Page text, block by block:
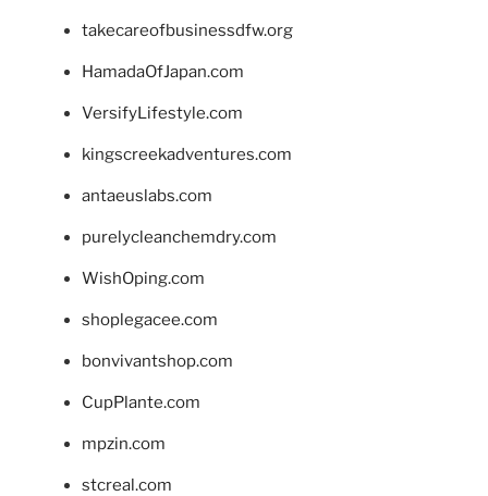
takecareofbusinessdfw.org
HamadaOfJapan.com
VersifyLifestyle.com
kingscreekadventures.com
antaeuslabs.com
purelycleanchemdry.com
WishOping.com
shoplegacee.com
bonvivantshop.com
CupPlante.com
mpzin.com
stcreal.com